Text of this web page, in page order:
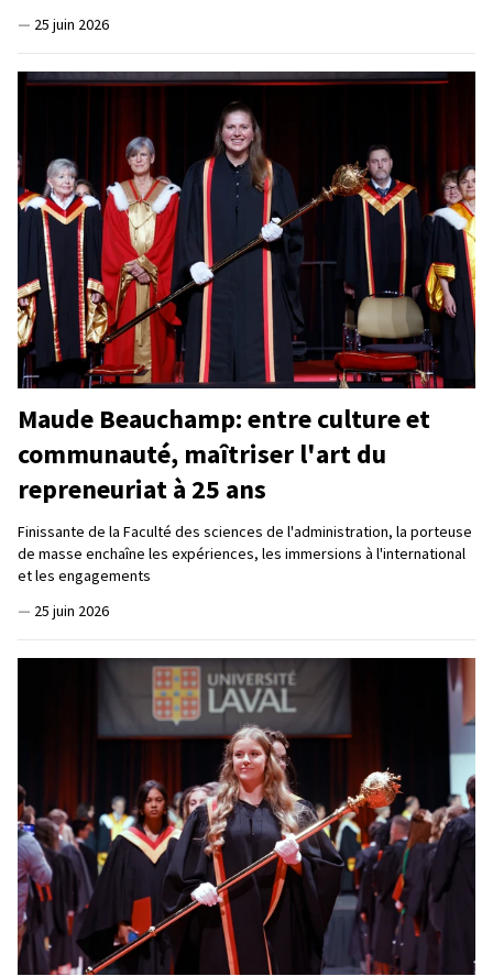
— 25 juin 2026
Maude Beauchamp: entre culture et
communauté, maîtriser l'art du
repreneuriat à 25 ans
Finissante de la Faculté des sciences de l'administration, la porteuse
de masse enchaîne les expériences, les immersions à l'international
et les engagements
— 25 juin 2026